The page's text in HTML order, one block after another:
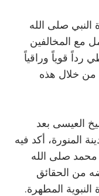
صلى الله
مع المخالفين
رداً قوياً وراقياً
من خلال هذه
العيسى بعد
المنورة، أكد فيه
محمد صلى الله
من الحقائق
المطهرة.